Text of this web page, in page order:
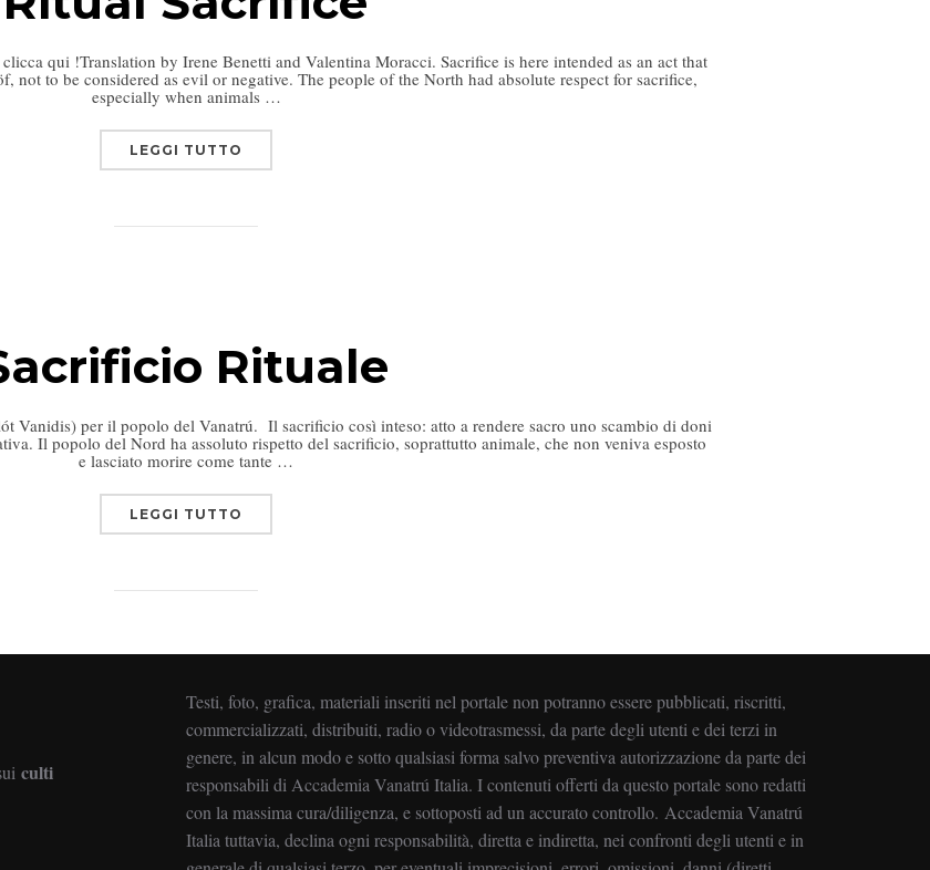
qui !Translation by Irene Benetti and Valentina Moracci. Sacrifice is here intended as an act that
not to be considered as evil or negative. The people of the North had absolute respect for sacrifice,
especially when animals …
LEGGI TUTTO
Rituale
Vanidis) per il popolo del Vanatrú. Il sacrificio così inteso: atto a rendere sacro uno scambio di doni
Il popolo del Nord ha assoluto rispetto del sacrificio, soprattutto animale, che non veniva esposto
e lasciato morire come tante …
LEGGI TUTTO
culti
Testi, foto, grafica, materiali inseriti nel portale non potranno essere pubblicati, riscritti,
commercializzati, distribuiti, radio o videotrasmessi, da parte degli utenti e dei terzi in
genere, in alcun modo e sotto qualsiasi forma salvo preventiva autorizzazione da parte dei
responsabili di Accademia Vanatrú Italia. I contenuti offerti da questo portale sono redatti
con la massima cura/diligenza, e sottoposti ad un accurato controllo. Accademia Vanatrú
Italia tuttavia, declina ogni responsabilità, diretta e indiretta, nei confronti degli utenti e in